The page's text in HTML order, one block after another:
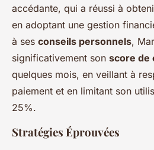
accédante, qui a réussi à
en adoptant une gestion
à ses conseils personnels,
significativement son score de
quelques mois, en veillant à
paiement et en limitant son
25%.
Stratégies Éprouvées